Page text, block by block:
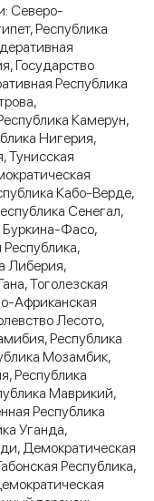
Северо-
Республика
Государство
Республика
Камерун,
Нигерия,
Тунисская
Кабо-Верде,
Сенегал,
Буркина-Фасо,
Либерия,
Тоголезская
Африканская
Лесото,
Республика
Мозамбик,
Республика
Маврикий,
Республика
Уганда,
Демократическая
Республика,